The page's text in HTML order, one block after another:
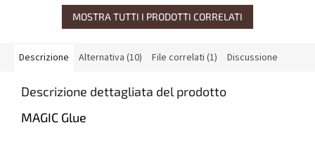
MOSTRA TUTTI I PRODOTTI CORRELATI
Descrizione Alternativa (10) File correlati (1) Discussione
Descrizione dettagliata del prodotto
MAGIC Glue